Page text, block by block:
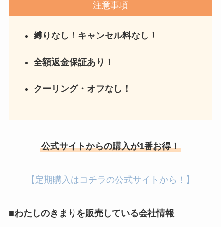
注意事項
縛りなし！キャンセル料なし！
全額返金保証あり！
クーリング・オフなし！
公式サイトからの購入が1番お得！
【定期購入はコチラの公式サイトから！】
■わたしのきまりを販売している会社情報